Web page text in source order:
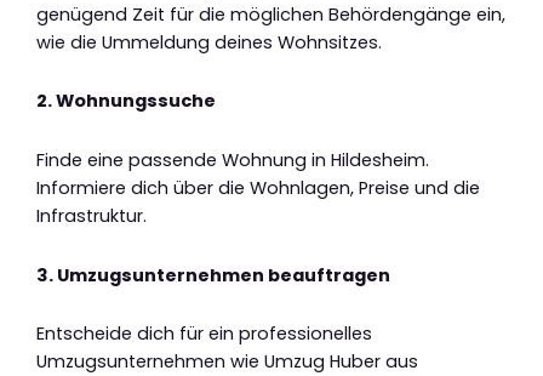
genügend Zeit für die möglichen Behördengänge ein,
wie die Ummeldung deines Wohnsitzes.
2. Wohnungssuche
Finde eine passende Wohnung in Hildesheim.
Informiere dich über die Wohnlagen, Preise und die
Infrastruktur.
3. Umzugsunternehmen beauftragen
Entscheide dich für ein professionelles
Umzugsunternehmen wie Umzug Huber aus